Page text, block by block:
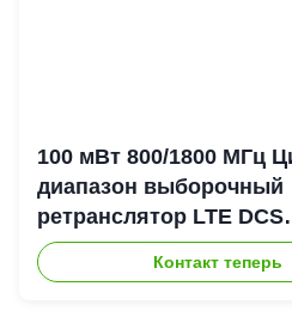
100 мВт 800/1800 МГц
диапазон выборочный
ретранслятор LTE DCS
Цифровой канал
Bda Пико ретранслятор
Контакт теперь